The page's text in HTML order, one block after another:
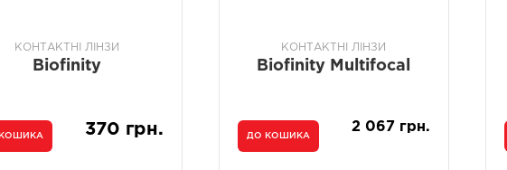
КОНТАКТНІ ЛІНЗИ
Biofinity
370 грн.
КОНТАКТНІ ЛІНЗИ
Biofinity Multifocal
ДО КОШИКА
2 067 грн.